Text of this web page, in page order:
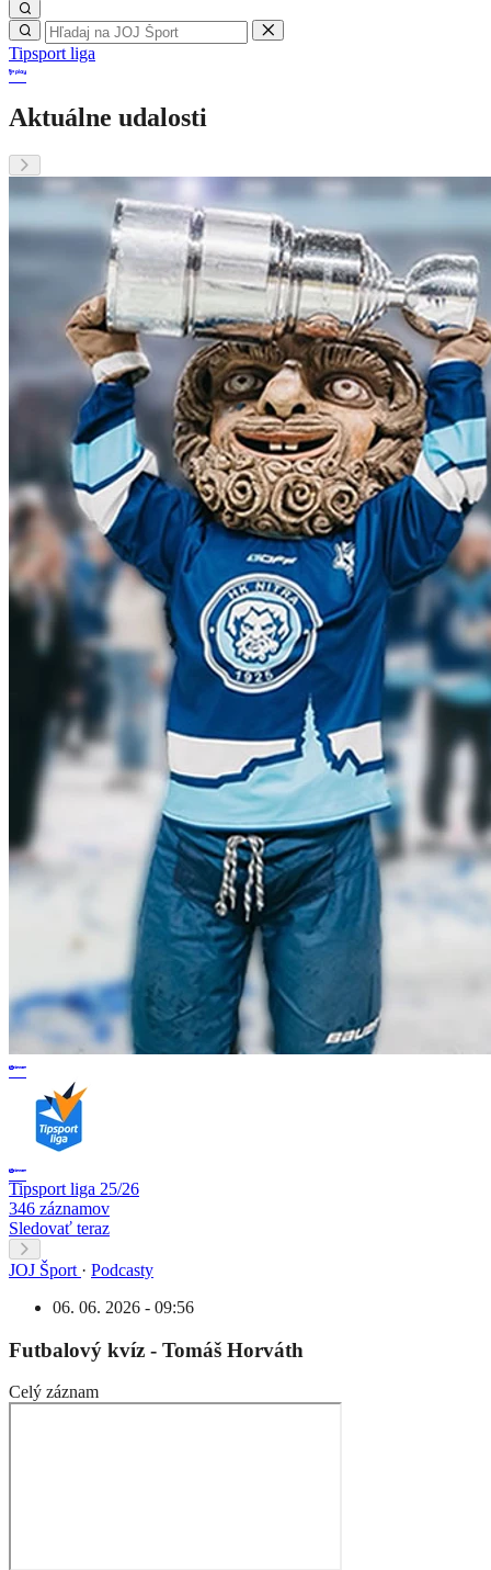
Tipsport liga
Aktuálne udalosti
Tipsport liga 25/26
346 záznamov
Sledovať teraz
JOJ Šport · Podcasty
06. 06. 2026 - 09:56
Futbalový kvíz - Tomáš Horváth
Celý záznam